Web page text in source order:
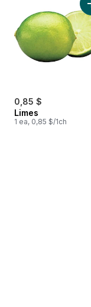
0,85 $
Limes
1 ea, 0,85 $/1ch